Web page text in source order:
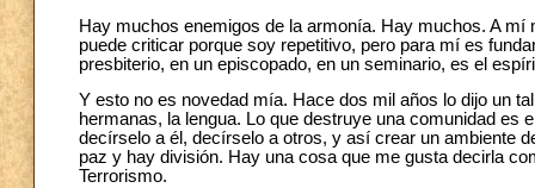
Hay muchos enemigos de la armonía. Hay muchos. A
puede criticar porque soy repetitivo, pero para mí es
presbiterio, en un episcopado, en un seminario, es el
Y esto no es novedad mía. Hace dos mil años lo dijo un
hermanas, la lengua. Lo que destruye una comunidad
decírselo a él, decírselo a otros, y así crear un ambiente
paz y hay división. Hay una cosa que me gusta decirla
Terrorismo.